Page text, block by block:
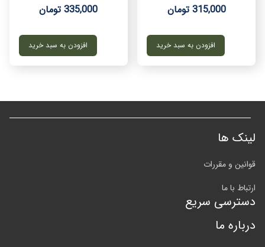
315,000 تومان
افزودن به سبد خرید
335,000 تومان
افزودن به سبد خرید
لینک ها
قوانین و مقررات
ارتباط با ما
دسترسی سریع
درباره ما